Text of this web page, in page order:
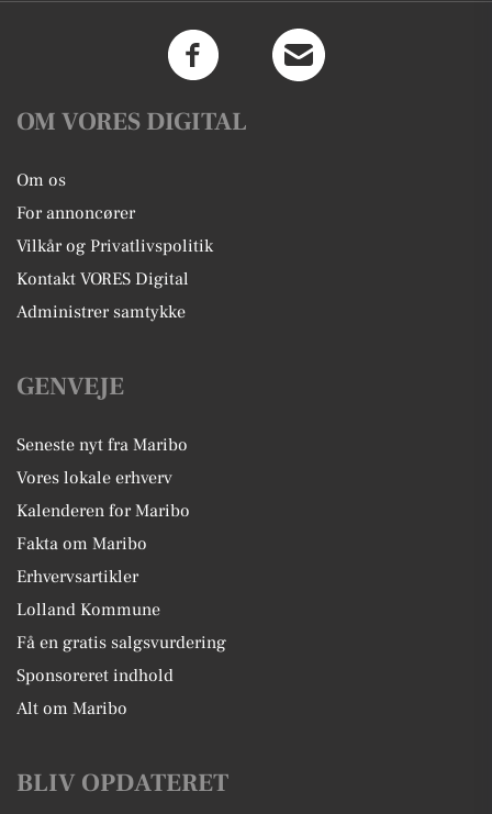
OM VORES DIGITAL
Om os
For annoncører
Vilkår og Privatlivspolitik
Kontakt VORES Digital
Administrer samtykke
GENVEJE
Seneste nyt fra Maribo
Vores lokale erhverv
Kalenderen for Maribo
Fakta om Maribo
Erhvervsartikler
Lolland Kommune
Få en gratis salgsvurdering
Sponsoreret indhold
Alt om Maribo
BLIV OPDATERET